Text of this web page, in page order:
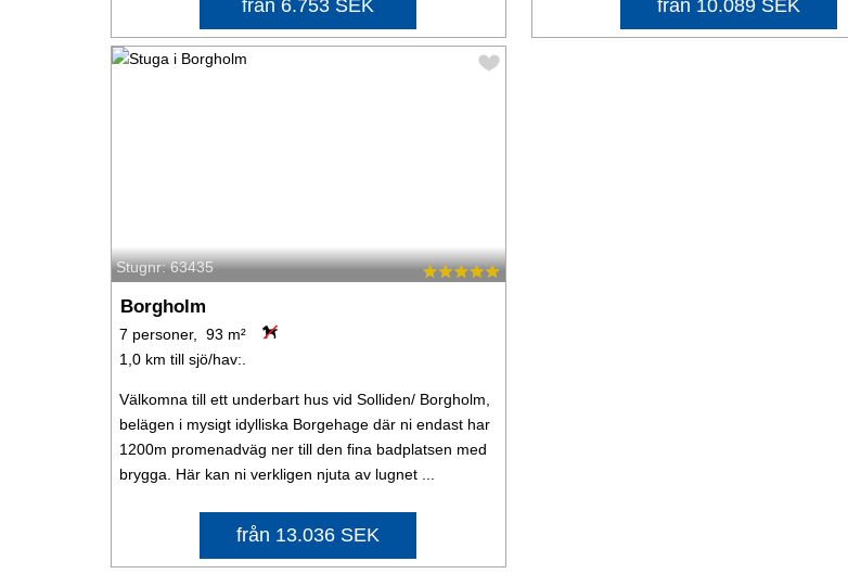
från 6.753 SEK från 10.089 SEK
Stugnr: 63435
Borgholm
7 personer, 93 m²
1,0 km till sjö/hav:.
Välkomna till ett underbart hus vid Solliden/ Borgholm,
belägen i mysigt idylliska Borgehage där ni endast har
1200m promenadväg ner till den fina badplatsen med
brygga. Här kan ni verkligen njuta av lugnet ...
från 13.036 SEK